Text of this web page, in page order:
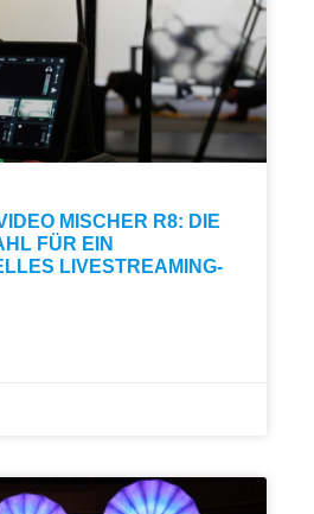
MISCHER R8: DIE
FÜR EIN
LIVESTREAMING-